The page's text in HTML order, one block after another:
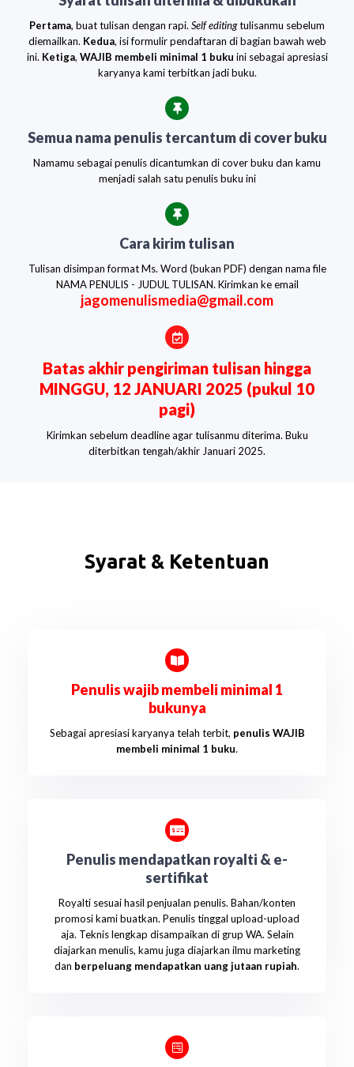
Pertama, buat tulisan dengan rapi. Self editingtulisanmu sebelum
diemailkan. Kedua, isi formulir pendaftaran di bagian bawah web
ini. Ketiga, WAJIB membeli minimal 1 buku ini sebagai apresiasi
karyanya kami terbitkan jadi buku.
Semua nama penulis tercantum di cover buku
Namamu sebagai penulis dicantumkan di cover buku dan kamu
menjadi salah satu penulis buku ini
Cara kirim tulisan
Tulisan disimpan format Ms. Word (bukan PDF) dengan nama file
NAMA PENULIS - JUDUL TULISAN. Kirimkan ke email
jagomenulismedia@gmail.com
Batas akhir pengiriman tulisan hingga
MINGGU, 12 JANUARI 2025 (pukul 10
pagi)
Kirimkan sebelum deadline agar tulisanmu diterima. Buku
diterbitkan tengah/akhir Januari 2025.
Syarat & Ketentuan
Penulis wajib membeli minimal 1
bukunya
Sebagai apresiasi karyanya telah terbit, penulis WAJIB
membeli minimal 1 buku.
Penulis mendapatkan royalti & e-
sertifikat
Royalti sesuai hasil penjualan penulis. Bahan/konten
promosi kami buatkan. Penulis tinggal upload-upload
aja. Teknis lengkap disampaikan di grup WA. Selain
diajarkan menulis, kamu juga diajarkan ilmu marketing
dan berpeluang mendapatkan uang jutaan rupiah.